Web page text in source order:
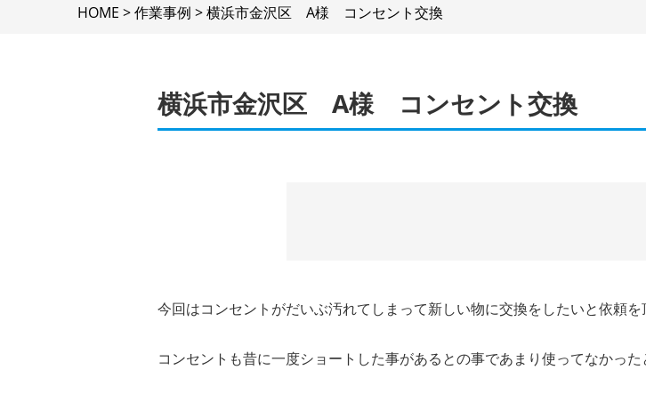
HOME >作業事例 >横浜市金沢区 A様 コンセント交換
横浜市金沢区 A様 コンセント交換
今回はコンセントがだいぶ汚れてしまって新しい物に交換をしたいと依頼を
コンセントも昔に一度ショートした事があるとの事であまり使ってなかっ